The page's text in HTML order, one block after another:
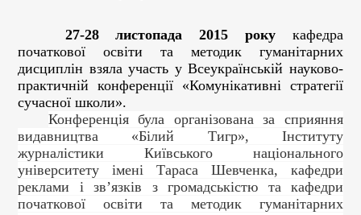
27-28 листопада 2015 року кафедра
початкової освіти та методик гуманітарних
дисциплін взяла участь у Всеукраїнській науково-
практичній конференції «Комунікативні стратегії
сучасної школи».
Конференція була організована за сприяння
видавництва «Білий Тигр», Інституту
журналістики Київського національного
університету імені Тараса Шевченка, кафедри
реклами і зв’язків з громадськістю та кафедри
початкової освіти та методик гуманітарних